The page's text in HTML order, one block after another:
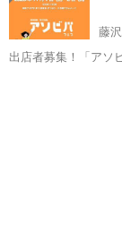
藤
出店者募集！「アソ